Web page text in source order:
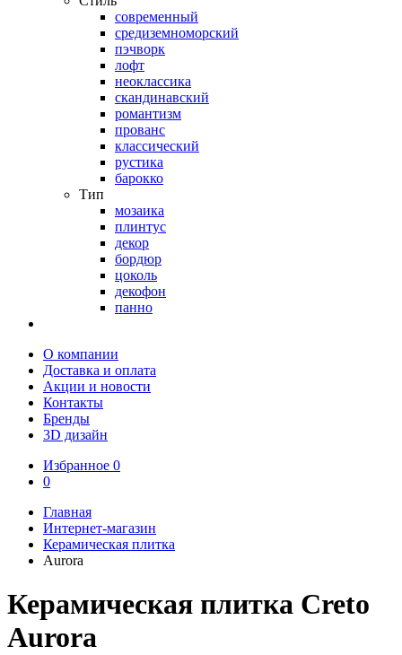
современный
средиземноморский
пэчворк
лофт
неоклассика
скандинавский
романтизм
прованс
классический
рустика
барокко
Тип
мозаика
плинтус
декор
бордюр
цоколь
декофон
панно
О компании
Доставка и оплата
Акции и новости
Контакты
Бренды
3D дизайн
Избранное 0
0
Главная
Интернет-магазин
Керамическая плитка
Aurora
Керамическая плитка Creto
Aurora